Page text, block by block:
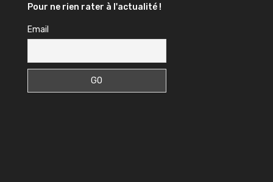
Pour ne rien rater à l'actualité !
Email